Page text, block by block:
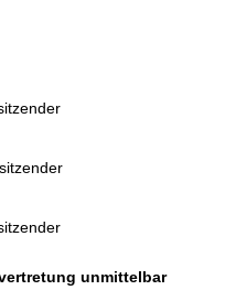
unmittelbar